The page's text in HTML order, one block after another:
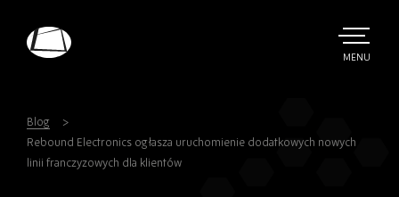
TOGGLE
MENU
Blog
Rebound Electronics ogłasza uruchomienie dodatkowych nowych
linii franczyzowych dla klientów